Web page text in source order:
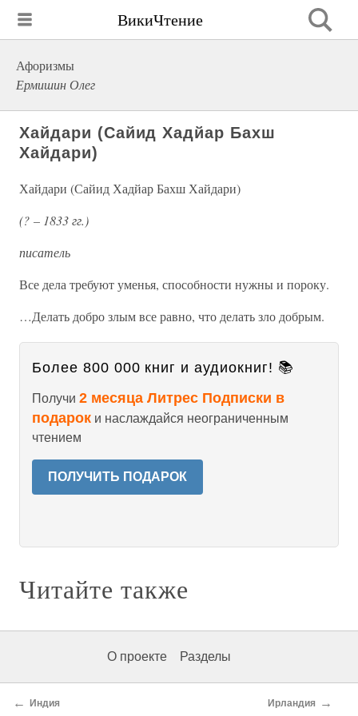
ВикиЧтение
Афоризмы
Ермишин Олег
Хайдари (Сайид Хадйар Бахш
Хайдари)
Хайдари (Сайид Хадйар Бахш Хайдари)
(? – 1833 гг.)
писатель
Все дела требуют уменья, способности нужны и пороку.
…Делать добро злым все равно, что делать зло добрым.
Более 800 000 книг и аудиокниг! 📚
Получи 2 месяца Литрес Подписки в
подарок и наслаждайся неограниченным
чтением
ПОЛУЧИТЬ ПОДАРОК
Читайте также
О проекте Разделы
← Индия Ирландия →